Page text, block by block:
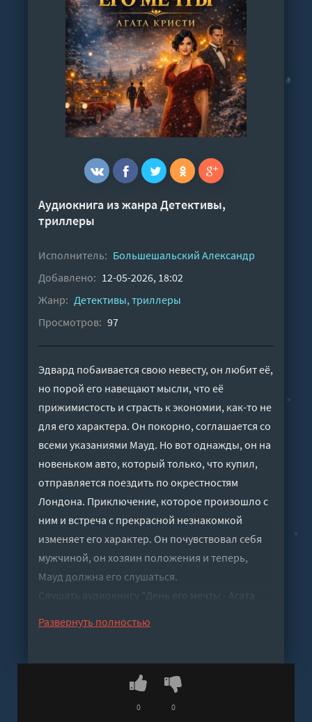
Аудиокнига из жанраДетективы,
триллеры
Исполнитель: Большешальский Александр
Добавлено: 12-05-2026, 18:02
Жанр: Детективы, триллеры
Просмотров: 97
Эдвард побаивается свою невесту, он любит её,
но порой его навещают мысли, что её
прижимистость и страсть к экономии, как-то не
для его характера. Он покорно, соглашается со
всеми указаниями Мауд. Но вот однажды, он на
новеньком авто, который только, что купил,
отправляется поездить по окрестностям
Лондона. Приключение, которое произошло с
ним и встреча с прекрасной незнакомкой
изменяет его характер. Он почувствовал себя
мужчиной, он хозяин положения и теперь,
Мауд должна его слушаться.
Слушать аудиокнигу "День его мечты - Агата
Развернуть полностью
0 0